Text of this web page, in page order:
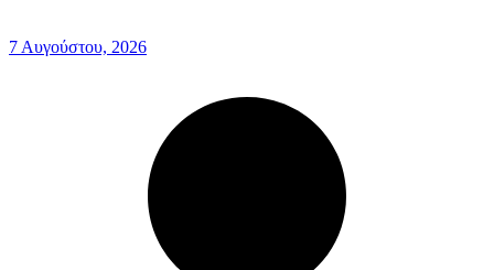
7 Αυγούστου, 2026